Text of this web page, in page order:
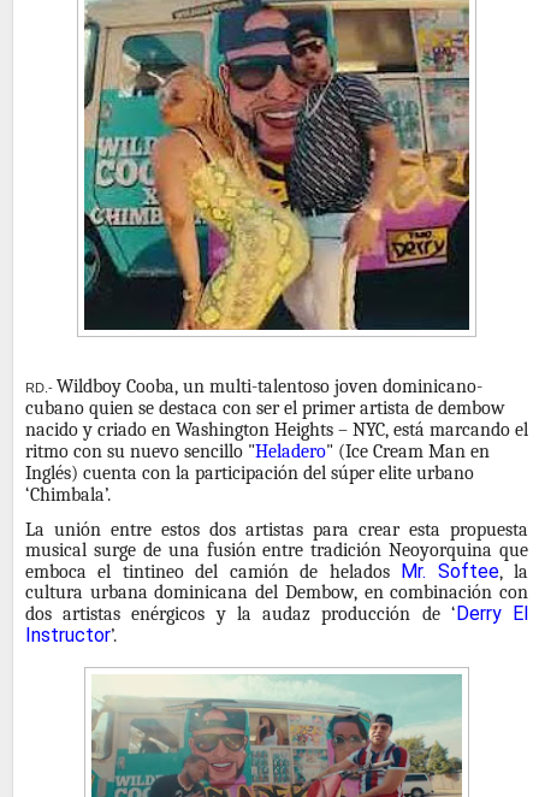
RD.- Wildboy Cooba, un multi-talentoso joven dominicano-
cubano quien se destaca con ser el primer artista de dembow
nacido y criado en Washington Heights – NYC, está marcando el
ritmo con su nuevo sencillo "Heladero" (Ice Cream Man en
Inglés) cuenta con la participación del súper elite urbano
‘Chimbala’.
La unión entre estos dos artistas para crear esta propuesta
musical surge de una fusión entre tradición Neoyorquina que
emboca el tintineo del camión de helados Mr. Softee, la
cultura urbana dominicana del Dembow, en combinación con
dos artistas enérgicos y la audaz producción de ‘Derry El
Instructor’.